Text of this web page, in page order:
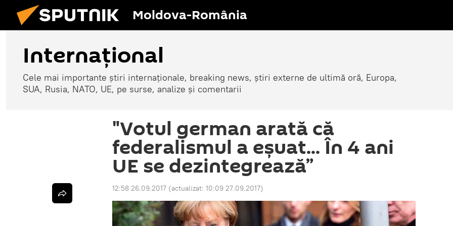
Moldova-România
Internaţional
Cele mai importante știri internaționale, breaking news, știri externe de ultimă oră, Europa,
SUA, Rusia, NATO, UE, pe surse, analize și comentarii
"Votul german arată că
federalismul a eșuat... În 4 ani
UE se dezintegrează”
12:58 26.09.2017 (actualizat: 10:09 27.09.2017)